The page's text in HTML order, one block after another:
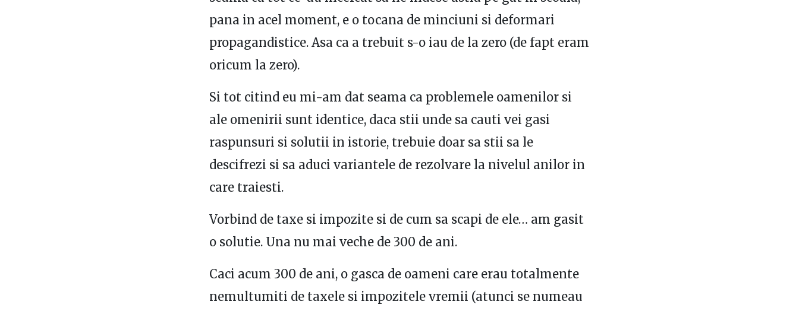
pana in acel moment, e o tocana de minciuni si deformari
propagandistice. Asa ca a trebuit s-o iau de la zero (de fapt eram
oricum la zero).
Si tot citind eu mi-am dat seama ca problemele oamenilor si
ale omenirii sunt identice, daca stii unde sa cauti vei gasi
raspunsuri si solutii in istorie, trebuie doar sa stii sa le
descifrezi si sa aduci variantele de rezolvare la nivelul anilor in
care traiesti.
Vorbind de taxe si impozite si de cum sa scapi de ele… am gasit
o solutie. Una nu mai veche de 300 de ani.
Caci acum 300 de ani, o gasca de oameni care erau totalmente
nemultumiti de taxele si impozitele vremii (atunci se numeau